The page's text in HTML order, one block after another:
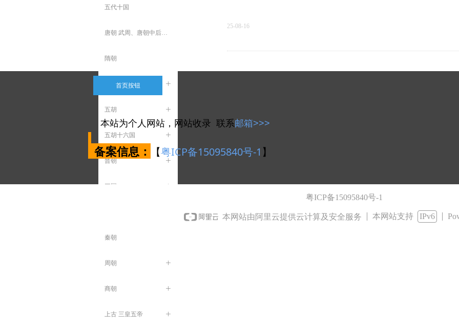
25-08-16
姬瑜 (jī‌ yú‌) 东周第九任国王（公元前612—前607年）
3 下一页
五代十国
唐朝 武周、唐朝中后期、
隋朝
ꄶ
南北朝
ꄶ
五胡
ꄶ
五胡十六国
ꄶ
晋朝
ꄶ
三国
秦朝
ꄶ
周朝
ꄶ
商朝
ꄶ
上古 三皇五帝
首页按钮
本站为个人网站，网站收录 联系邮箱>>>
备案信息： 【粤ICP备15095840号-1 】
粤ICP备15095840号-1
本网站由阿里云提供云计算及安全服务 本网站支持 IPv6